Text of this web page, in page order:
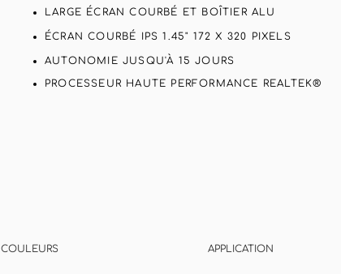
LARGE ÉCRAN COURBÉ ET BOÎTIER ALU
ÉCRAN COURBÉ IPS 1.45" 172 X 320 PIXELS
AUTONOMIE JUSQU'À 15 JOURS
PROCESSEUR HAUTE PERFORMANCE REALTEK®
COULEURS APPLICATION